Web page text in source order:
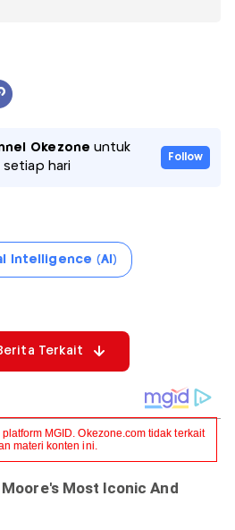
Okezone untuk
hari
Follow
Intelligence (AI)
Terkait